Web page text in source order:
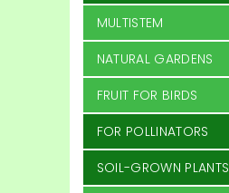
MULTISTEM
NATURAL GARDENS
FRUIT FOR BIRDS
FOR POLLINATORS
SOIL-GROWN PLANTS